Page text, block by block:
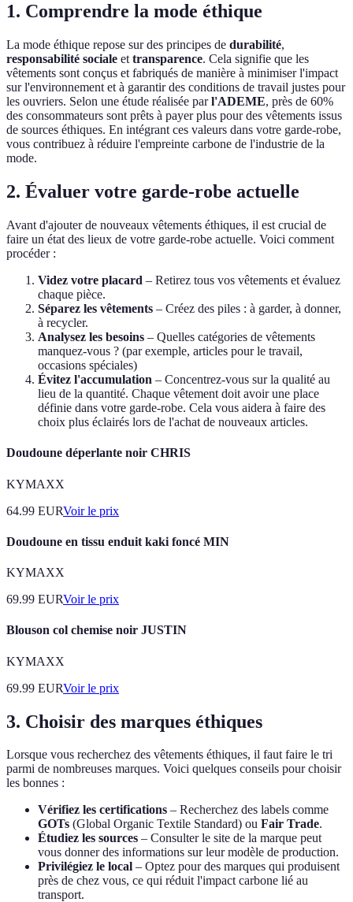
1. Comprendre la mode éthique
La mode éthique repose sur des principes de durabilité,
responsabilité sociale et transparence. Cela signifie que les
vêtements sont conçus et fabriqués de manière à minimiser l'impact
sur l'environnement et à garantir des conditions de travail justes pour
les ouvriers. Selon une étude réalisée parl'ADEME, près de 60%
des consommateurs sont prêts à payer plus pour des vêtements issus
de sources éthiques. En intégrant ces valeurs dans votre garde-robe,
vous contribuez à réduire l'empreinte carbone de l'industrie de la
mode.
2. Évaluer votre garde-robe actuelle
Avant d'ajouter de nouveaux vêtements éthiques, il est crucial de
faire un état des lieux de votre garde-robe actuelle. Voici comment
procéder :
Videz votre placard – Retirez tous vos vêtements et évaluez
chaque pièce.
Séparez les vêtements – Créez des piles : à garder, à donner,
à recycler.
Analysez les besoins – Quelles catégories de vêtements
manquez-vous ? (par exemple, articles pour le travail,
occasions spéciales)
Évitez l'accumulation – Concentrez-vous sur la qualité au
lieu de la quantité. Chaque vêtement doit avoir une place
définie dans votre garde-robe. Cela vous aidera à faire des
choix plus éclairés lors de l'achat de nouveaux articles.
Doudoune déperlante noir CHRIS
KYMAXX
64.99 EURVoir le prix
Doudoune en tissu enduit kaki foncé MIN
KYMAXX
69.99 EURVoir le prix
Blouson col chemise noir JUSTIN
KYMAXX
69.99 EURVoir le prix
3. Choisir des marques éthiques
Lorsque vous recherchez des vêtements éthiques, il faut faire le tri
parmi de nombreuses marques. Voici quelques conseils pour choisir
les bonnes :
Vérifiez les certifications – Recherchez des labels comme
GOTs (Global Organic Textile Standard) ou Fair Trade.
Étudiez les sources – Consulter le site de la marque peut
vous donner des informations sur leur modèle de production.
Privilégiez le local – Optez pour des marques qui produisent
près de chez vous, ce qui réduit l'impact carbone lié au
transport.